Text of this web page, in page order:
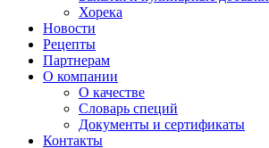
Хорека
Новости
Рецепты
Партнерам
О компании
О качестве
Словарь специй
Документы и сертификаты
Контакты